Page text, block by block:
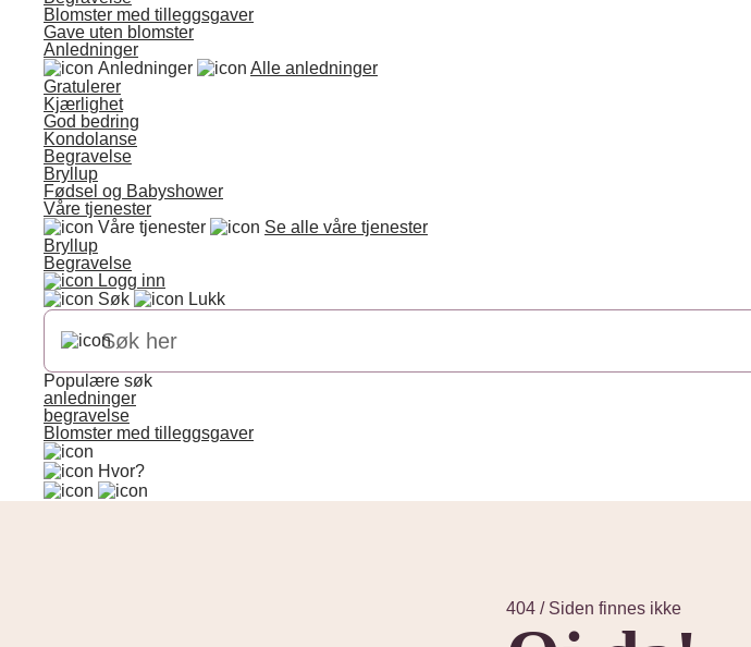
Blomster med tilleggsgaver
Gave uten blomster
Anledninger
Anledninger
Alle anledninger
Gratulerer
Kjærlighet
God bedring
Kondolanse
Begravelse
Bryllup
Fødsel og Babyshower
Våre tjenester
Våre tjenester
Se alle våre tjenester
Bryllup
Begravelse
Logg inn
Søk
Lukk
Populære søk
anledninger
begravelse
Blomster med tilleggsgaver
Hvor?
404 / Siden finnes ikke